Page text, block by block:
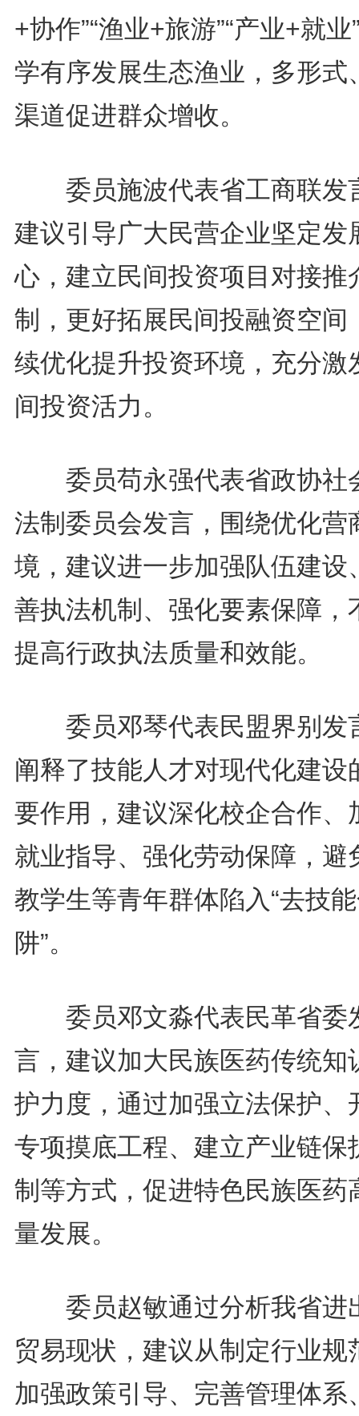
+协作”“渔业+旅游”“产业+就业
学有序发展生态渔业，多形式
渠道促进群众增收。
委员施波代表省工商联发
建议引导广大民营企业坚定发
心，建立民间投资项目对接推
制，更好拓展民间投融资空间
续优化提升投资环境，充分激
间投资活力。
委员苟永强代表省政协社
法制委员会发言，围绕优化营
境，建议进一步加强队伍建设
善执法机制、强化要素保障，
提高行政执法质量和效能。
委员邓琴代表民盟界别发
阐释了技能人才对现代化建设
要作用，建议深化校企合作、
就业指导、强化劳动保障，避
教学生等青年群体陷入“去技
阱”。
委员邓文淼代表民革省委
言，建议加大民族医药传统知
护力度，通过加强立法保护、
专项摸底工程、建立产业链保
制等方式，促进特色民族医药
量发展。
委员赵敏通过分析我省进
贸易现状，建议从制定行业规
加强政策引导、完善管理体系